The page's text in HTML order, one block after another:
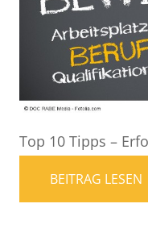
Top 10 Tipps –
BEITRAG LESEN